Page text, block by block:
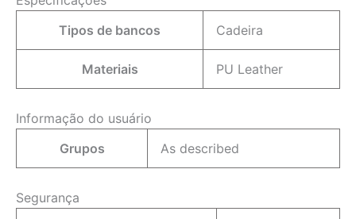
Tipos de bancos
Cadeira
Materiais PU Leather
Informação do usuário
Grupos
As described
Segurança